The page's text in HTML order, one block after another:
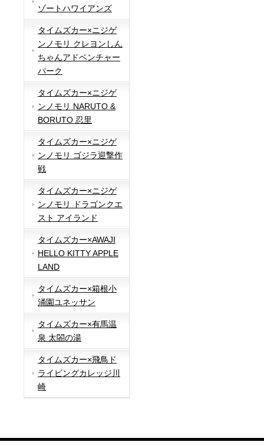
ゾートハワイアンズ
タイムズカー×ニジゲ
ンノモリ クレヨンしん
ちゃんアドベンチャー
パーク
タイムズカー×ニジゲ
ンノモリ NARUTO &
BORUTO 忍里
タイムズカー×ニジゲ
ンノモリ ゴジラ迎撃作
戦
タイムズカー×ニジゲ
ンノモリ ドラゴンクエ
スト アイランド
タイムズカー×AWAJI
HELLO KITTY APPLE
LAND
タイムズカー×箱根小
涌園ユネッサン
タイムズカー×有馬温
泉 太閤の湯
タイムズカー×飛鳥ド
ライビングカレッジ川
崎